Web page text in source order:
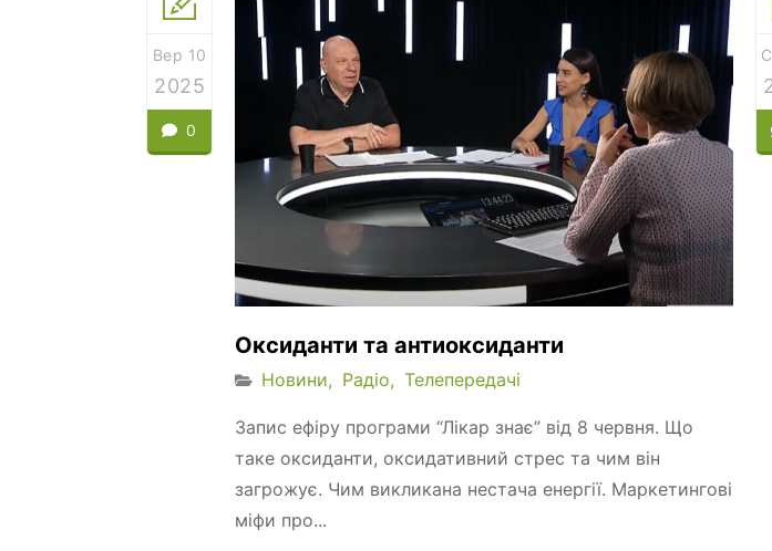
Вер 10
2025
0
Оксиданти та антиоксиданти
Новини Радіо Телепередачі
Запис ефіру програми “Лікар знає” від 8 червня. Що
таке оксиданти, оксидативний стрес та чим він
загрожує. Чим викликана нестача енергії. Маркетингові
міфи про...